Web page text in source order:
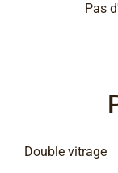
Pas
Double vitrage